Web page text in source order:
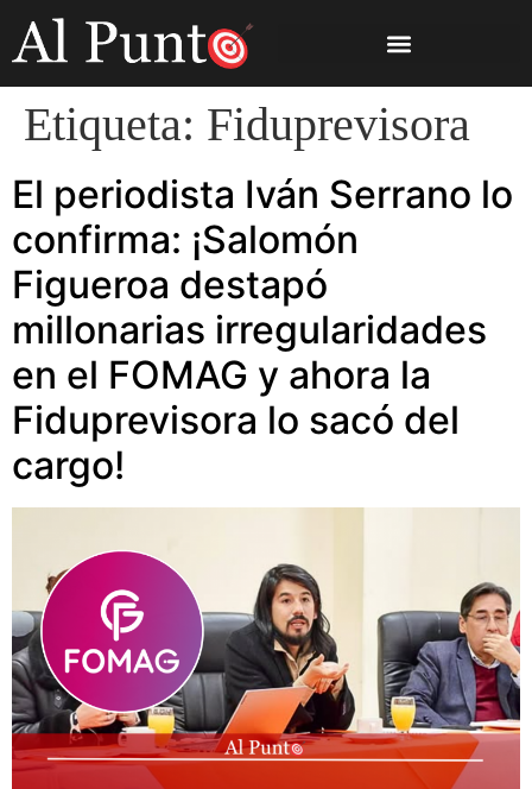
Etiqueta: Fiduprevisora
El periodista Iván Serrano lo
confirma: ¡Salomón
Figueroa destapó
millonarias irregularidades
en el FOMAG y ahora la
Fiduprevisora lo sacó del
cargo!